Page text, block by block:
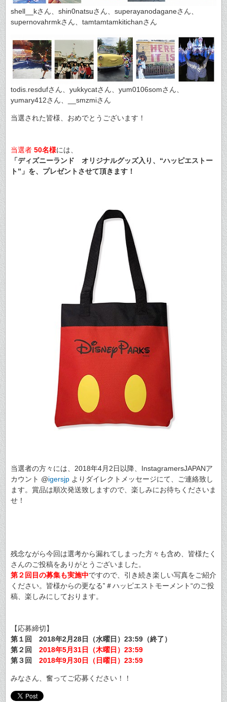
shell__kさん、shin0natsuさん、superayanodaganeさん、
supernovahrmkさん、tamtamtamkitichanさん
todis.resdufさん、yukkycatさん、yum0106somさん、
yumary412さん、__smzmiさん
当選された皆様、おめでとうございます！
当選者 50名様には、
「ディズニーランド オリジナルグッズ入り、“ハッピエストー
ト”」を、プレゼントさせて頂きます！
当選者の方々には、2018年4月2日以降、InstagramersJAPANア
カウント @igersjp よりダイレクトメッセージにて、ご連絡致し
ます。賞品は順次発送致しますので、楽しみにお待ちくださいま
せ！
残念ながら今回は選考から漏れてしまった方々も含め、皆様たく
さんのご投稿をありがとうございました。
第２回目の募集も実施中ですので、引き続き楽しい写真をご紹介
ください。皆様からの更なる‟＃ハッピエストモーメント“のご投
稿、楽しみにしております。
【応募締切】
第１回 2018年2月28日（水曜日）23:59（終了）
第２回 2018年5月31日（木曜日）23:59
第３回 2018年9月30日（日曜日）23:59
みなさん、奮ってご応募ください！！